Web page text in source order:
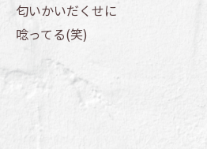
匂いかいだくせに
唸ってる(笑)